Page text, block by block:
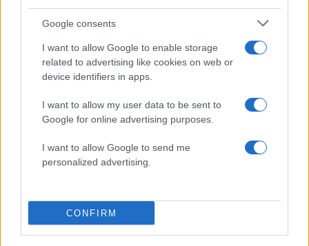
Google consents
I want to allow Google to enable storage
related to advertising like cookies on web or
device identifiers in apps.
I want to allow my user data to be sent to
Google for online advertising purposes.
I want to allow Google to send me
personalized advertising.
CONFIRM
50 /50
Υποβολή σχολίου
Όροι Χρήσης. Το site προστατεύεται από reCAPTCHA, ισχύουν
Πολιτική Απορρήτου&Όροι Χρήσης
SURVIVOR
ΑΤΥΧΗΜΑ ΠΑΙΚΤΗΣ